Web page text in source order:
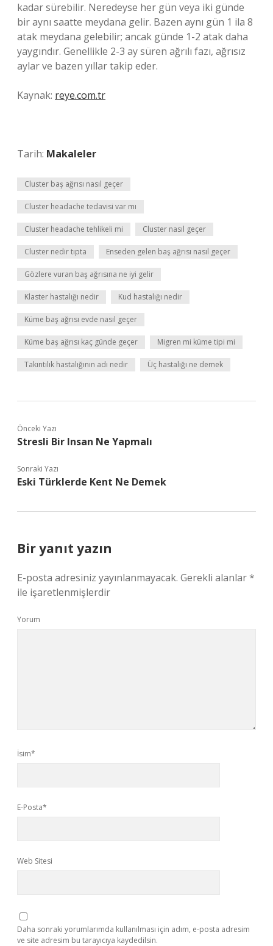
kadar sürebilir. Neredeyse her gün veya iki günde
bir aynı saatte meydana gelir. Bazen aynı gün 1 ila 8
atak meydana gelebilir; ancak günde 1-2 atak daha
yaygındır. Genellikle 2-3 ay süren ağrılı fazı, ağrısız
aylar ve bazen yıllar takip eder.
Kaynak: reye.com.tr
Tarih: Makaleler
Cluster baş ağrısı nasıl geçer
Cluster headache tedavisi var mı
Cluster headache tehlikeli mi Cluster nasıl geçer
Cluster nedir tıpta Enseden gelen baş ağrısı nasıl geçer
Gözlere vuran baş ağrısına ne iyi gelir
Klaster hastalığı nedir Kud hastalığı nedir
Küme baş ağrısı evde nasıl geçer
Küme baş ağrısı kaç günde geçer Migren mi küme tipi mi
Takıntılık hastalığının adı nedir Üç hastalığı ne demek
Önceki Yazı
Stresli Bir Insan Ne Yapmalı
Sonraki Yazı
Eski Türklerde Kent Ne Demek
Bir yanıt yazın
E-posta adresiniz yayınlanmayacak. Gerekli alanlar*
ile işaretlenmişlerdir
Yorum
İsim*
E-Posta*
Web Sitesi
Daha sonraki yorumlarımda kullanılması için adım, e-posta adresim
ve site adresim bu tarayıcıya kaydedilsin.